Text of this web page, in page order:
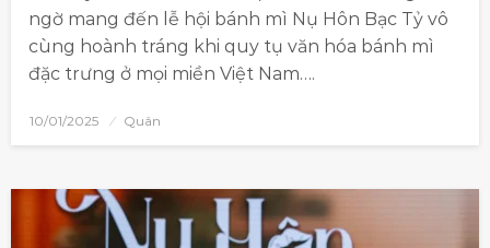
ngờ mang đến lễ hội bánh mì Nụ Hôn Bạc Tỷ vô
cùng hoành tráng khi quy tụ văn hóa bánh mì
đặc trưng ở mọi miền Việt Nam….
10/01/2025 Quân